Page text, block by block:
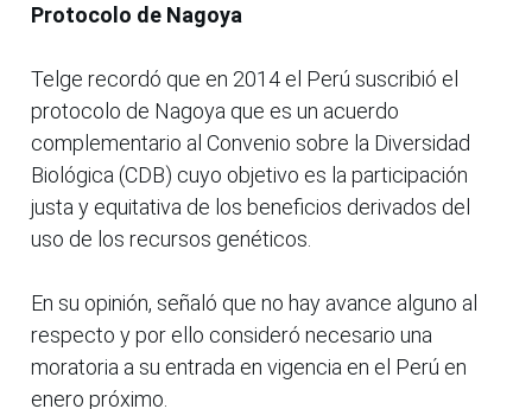
Protocolo de Nagoya
Telge recordó que en 2014 el Perú suscribió el
protocolo de Nagoya que es un acuerdo
complementario al Convenio sobre la Diversidad
Biológica (CDB) cuyo objetivo es la participación
justa y equitativa de los beneficios derivados del
uso de los recursos genéticos.
En su opinión, señaló que no hay avance alguno al
respecto y por ello consideró necesario una
moratoria a su entrada en vigencia en el Perú en
enero próximo.